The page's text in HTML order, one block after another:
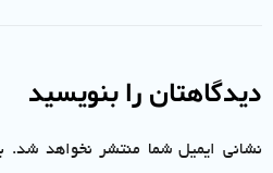
دیدگاهتان را بنویسید
نشانی ایمیل شما منتشر نخواهد شد.